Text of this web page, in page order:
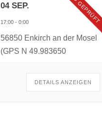
04 SEP.
17:00 - 0:00
56850 Enkirch an der Mosel
(GPS N 49.983650
DETAILS ANZEIGEN